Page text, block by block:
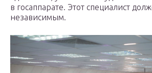
в госаппарате. Этот специалист
независимым.